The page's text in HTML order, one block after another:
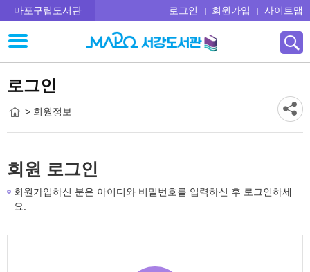
마포구립도서관 로그인 회원가입 사이트맵
로그인
> 회원정보
회원 로그인
회원가입하신 분은 아이디와 비밀번호를 입력하신 후 로그인하세
요.